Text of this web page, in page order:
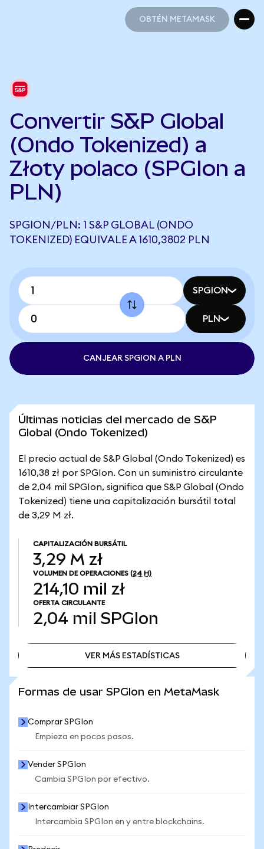
OBTÉN METAMASK
Convertir S&P Global
(Ondo Tokenized) a
Złoty polaco (SPGIon a
PLN)
SPGION/PLN: 1 S&P GLOBAL (ONDO
TOKENIZED) EQUIVALE A 1610,3802 PLN
SPGION
PLN
CANJEAR SPGION A PLN
Últimas noticias del mercado de S&P
Global (Ondo Tokenized)
El precio actual de S&P Global (Ondo Tokenized) es
1610,38 zł por SPGIon. Con un suministro circulante
de 2,04 mil SPGIon, significa que S&P Global (Ondo
Tokenized) tiene una capitalización bursátil total
de 3,29 M zł.
CAPITALIZACIÓN BURSÁTIL
3,29 M zł
VOLUMEN DE OPERACIONES (24 H)
214,10 mil zł
OFERTA CIRCULANTE
2,04 mil SPGIon
VER MÁS ESTADÍSTICAS
Formas de usar SPGIon en MetaMask
Comprar SPGIon
Empieza en pocos pasos.
Vender SPGIon
Cambia SPGIon por efectivo.
Intercambiar SPGIon
Intercambia SPGIon en y entre blockchains.